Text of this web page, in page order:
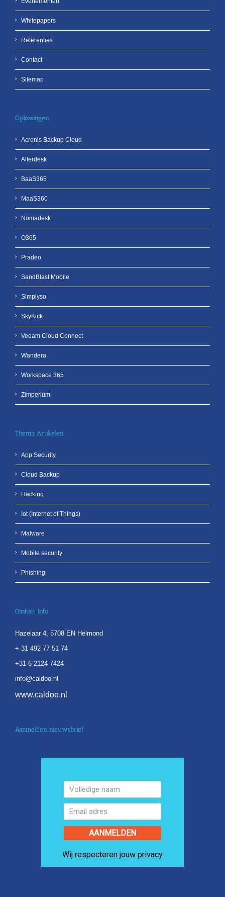
Whitepapers
Referenties
Contact
Sitemap
Oplossingen
Acronis Backup Cloud
Alterdesk
BaaS365
MaaS360
Nomadesk
O365
Pradeo
SandBlast Mobile
Simplyso
SkyKick
Veeam Cloud Connect
Wandera
Workspace 365
Zimperium
Thema Artikelen
App Security
Cloud Backup
Hacking
Iot (Internet of Things)
Malware
Mobile security
Phishing
Contact Info
Hazelaar 4, 5708 EN Helmond
+ 31 492 77 51 74
+31 6 2124 7424
info@caldoo.nl
www.caldoo.nl
Aanmelden nieuwsbrief
AANMELDEN
Wij respecteren jouw privacy